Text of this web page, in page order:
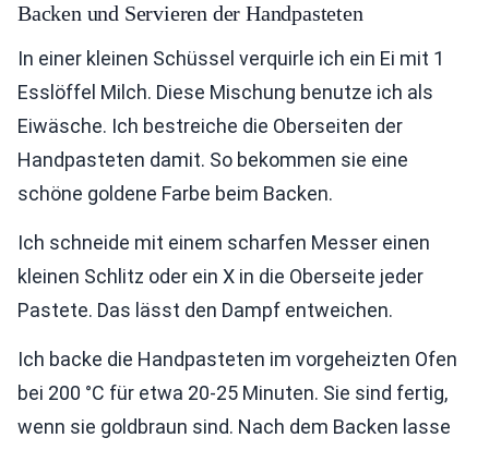
Backen und Servieren der Handpasteten
In einer kleinen Schüssel verquirle ich ein Ei mit 1
Esslöffel Milch. Diese Mischung benutze ich als
Eiwäsche. Ich bestreiche die Oberseiten der
Handpasteten damit. So bekommen sie eine
schöne goldene Farbe beim Backen.
Ich schneide mit einem scharfen Messer einen
kleinen Schlitz oder ein X in die Oberseite jeder
Pastete. Das lässt den Dampf entweichen.
Ich backe die Handpasteten im vorgeheizten Ofen
bei 200 °C für etwa 20-25 Minuten. Sie sind fertig,
wenn sie goldbraun sind. Nach dem Backen lasse